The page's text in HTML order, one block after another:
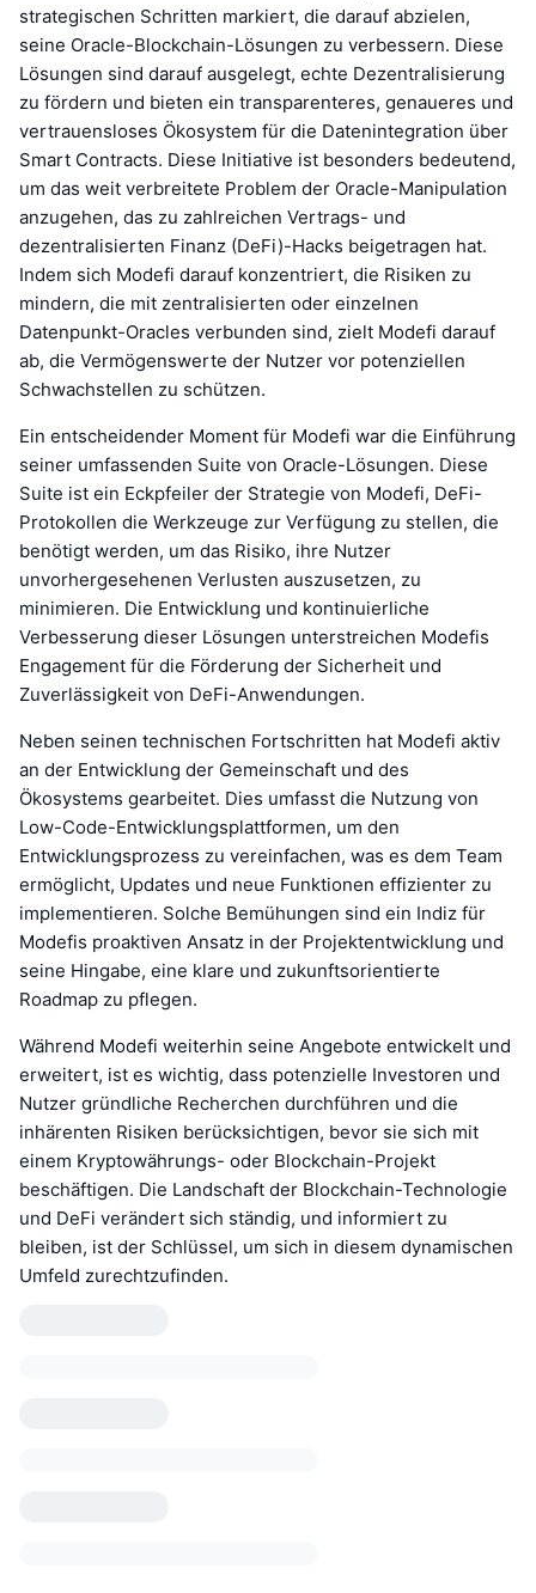
strategischen Schritten markiert, die darauf abzielen,
seine Oracle-Blockchain-Lösungen zu verbessern. Diese
Lösungen sind darauf ausgelegt, echte Dezentralisierung
zu fördern und bieten ein transparenteres, genaueres und
vertrauensloses Ökosystem für die Datenintegration über
Smart Contracts. Diese Initiative ist besonders bedeutend,
um das weit verbreitete Problem der Oracle-Manipulation
anzugehen, das zu zahlreichen Vertrags- und
dezentralisierten Finanz (DeFi)-Hacks beigetragen hat.
Indem sich Modefi darauf konzentriert, die Risiken zu
mindern, die mit zentralisierten oder einzelnen
Datenpunkt-Oracles verbunden sind, zielt Modefi darauf
ab, die Vermögenswerte der Nutzer vor potenziellen
Schwachstellen zu schützen.
Ein entscheidender Moment für Modefi war die Einführung
seiner umfassenden Suite von Oracle-Lösungen. Diese
Suite ist ein Eckpfeiler der Strategie von Modefi, DeFi-
Protokollen die Werkzeuge zur Verfügung zu stellen, die
benötigt werden, um das Risiko, ihre Nutzer
unvorhergesehenen Verlusten auszusetzen, zu
minimieren. Die Entwicklung und kontinuierliche
Verbesserung dieser Lösungen unterstreichen Modefis
Engagement für die Förderung der Sicherheit und
Zuverlässigkeit von DeFi-Anwendungen.
Neben seinen technischen Fortschritten hat Modefi aktiv
an der Entwicklung der Gemeinschaft und des
Ökosystems gearbeitet. Dies umfasst die Nutzung von
Low-Code-Entwicklungsplattformen, um den
Entwicklungsprozess zu vereinfachen, was es dem Team
ermöglicht, Updates und neue Funktionen effizienter zu
implementieren. Solche Bemühungen sind ein Indiz für
Modefis proaktiven Ansatz in der Projektentwicklung und
seine Hingabe, eine klare und zukunftsorientierte
Roadmap zu pflegen.
Während Modefi weiterhin seine Angebote entwickelt und
erweitert, ist es wichtig, dass potenzielle Investoren und
Nutzer gründliche Recherchen durchführen und die
inhärenten Risiken berücksichtigen, bevor sie sich mit
einem Kryptowährungs- oder Blockchain-Projekt
beschäftigen. Die Landschaft der Blockchain-Technologie
und DeFi verändert sich ständig, und informiert zu
bleiben, ist der Schlüssel, um sich in diesem dynamischen
Umfeld zurechtzufinden.